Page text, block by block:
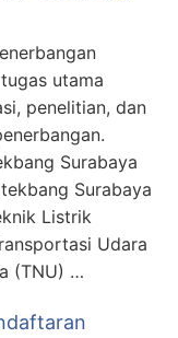
utama
penelitian, dan
Surabaya
Surabaya
Listrik
Udara
(TNU) …